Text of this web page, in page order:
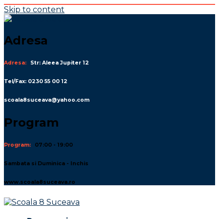
Skip to content
Adresa
Adresa: Str: Aleea Jupiter 12
Tel/Fax: 0230 55 00 12
scoala8suceava@yahoo.com
Program
Program: 07:00 - 19:00
Sambata si Duminica - Inchis
www.scoala8suceava.ro